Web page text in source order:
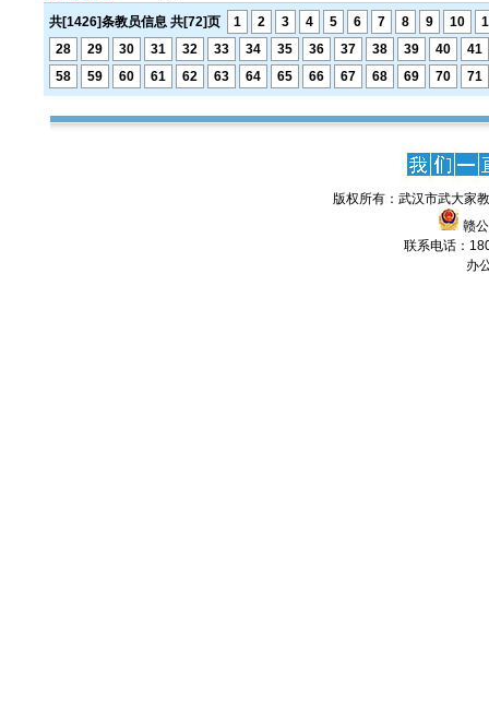
共[1426]条教员信息 共[72]页 1 2 3 4 5 6 7 8 9 10
28
29 30 31 32 33 34 35 36 37 38 39 40
41
58
59 60 61 62 63 64 65 66 67 68 69 70 71
版权所有：武汉市武大家
赣
联系电话：
办